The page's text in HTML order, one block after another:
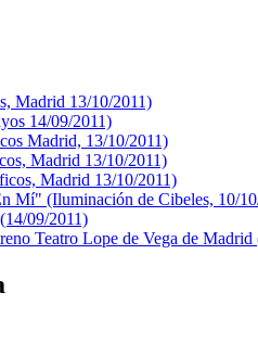
Madrid 13/10/2011)
14/09/2011)
Madrid, 13/10/2011)
Madrid 13/10/2011)
Madrid 13/10/2011)
Mí" (Iluminación de Cibeles, 10/
09/2011)
Teatro Lope de Vega de